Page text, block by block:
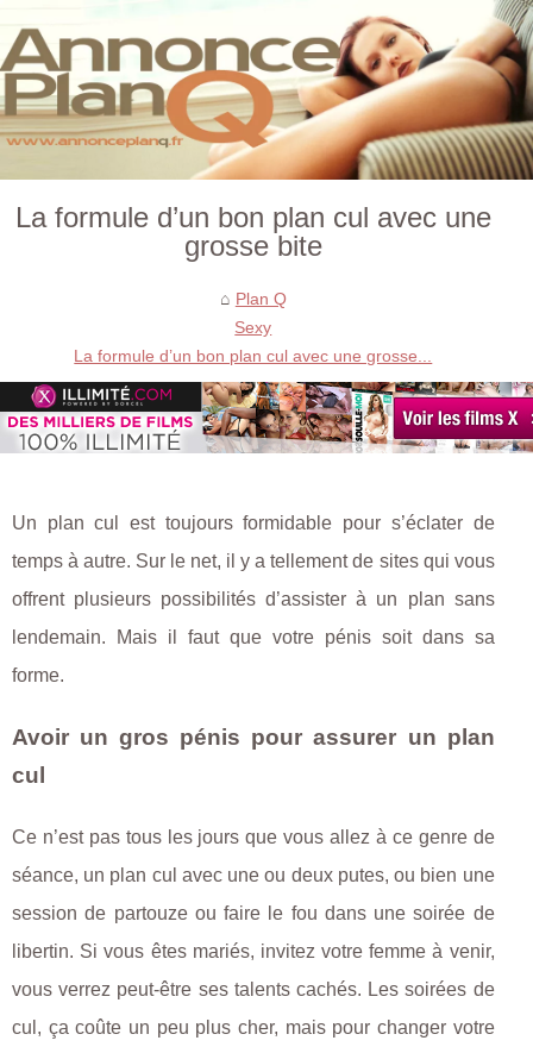
La formule d’un bon plan cul avec une
grosse bite
Plan Q
Sexy
La formule d’un bon plan cul avec une grosse...
Un plan cul est toujours formidable pour s’éclater de
temps à autre. Sur le net, il y a tellement de sites qui vous
offrent plusieurs possibilités d’assister à un plan sans
lendemain. Mais il faut que votre pénis soit dans sa
forme.
Avoir un gros pénis pour assurer un plan
cul
Ce n’est pas tous les jours que vous allez à ce genre de
séance, un plan cul avec une ou deux putes, ou bien une
session de partouze ou faire le fou dans une soirée de
libertin. Si vous êtes mariés, invitez votre femme à venir,
vous verrez peut-être ses talents cachés. Les soirées de
cul, ça coûte un peu plus cher, mais pour changer votre